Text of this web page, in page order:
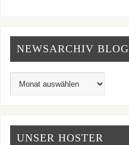
NEWSARCHIV BLOG
UNSER HOSTER